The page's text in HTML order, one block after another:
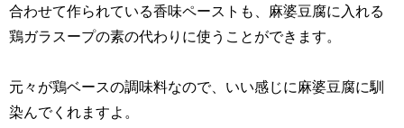
合わせて作られている香味ペーストも、麻婆豆腐に入れる
鶏ガラスープの素の代わりに使うことができます。
元々が鶏ベースの調味料なので、いい感じに麻婆豆腐に馴
染んでくれますよ。